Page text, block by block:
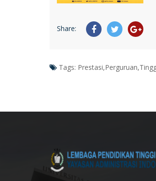
Share:
Tags: